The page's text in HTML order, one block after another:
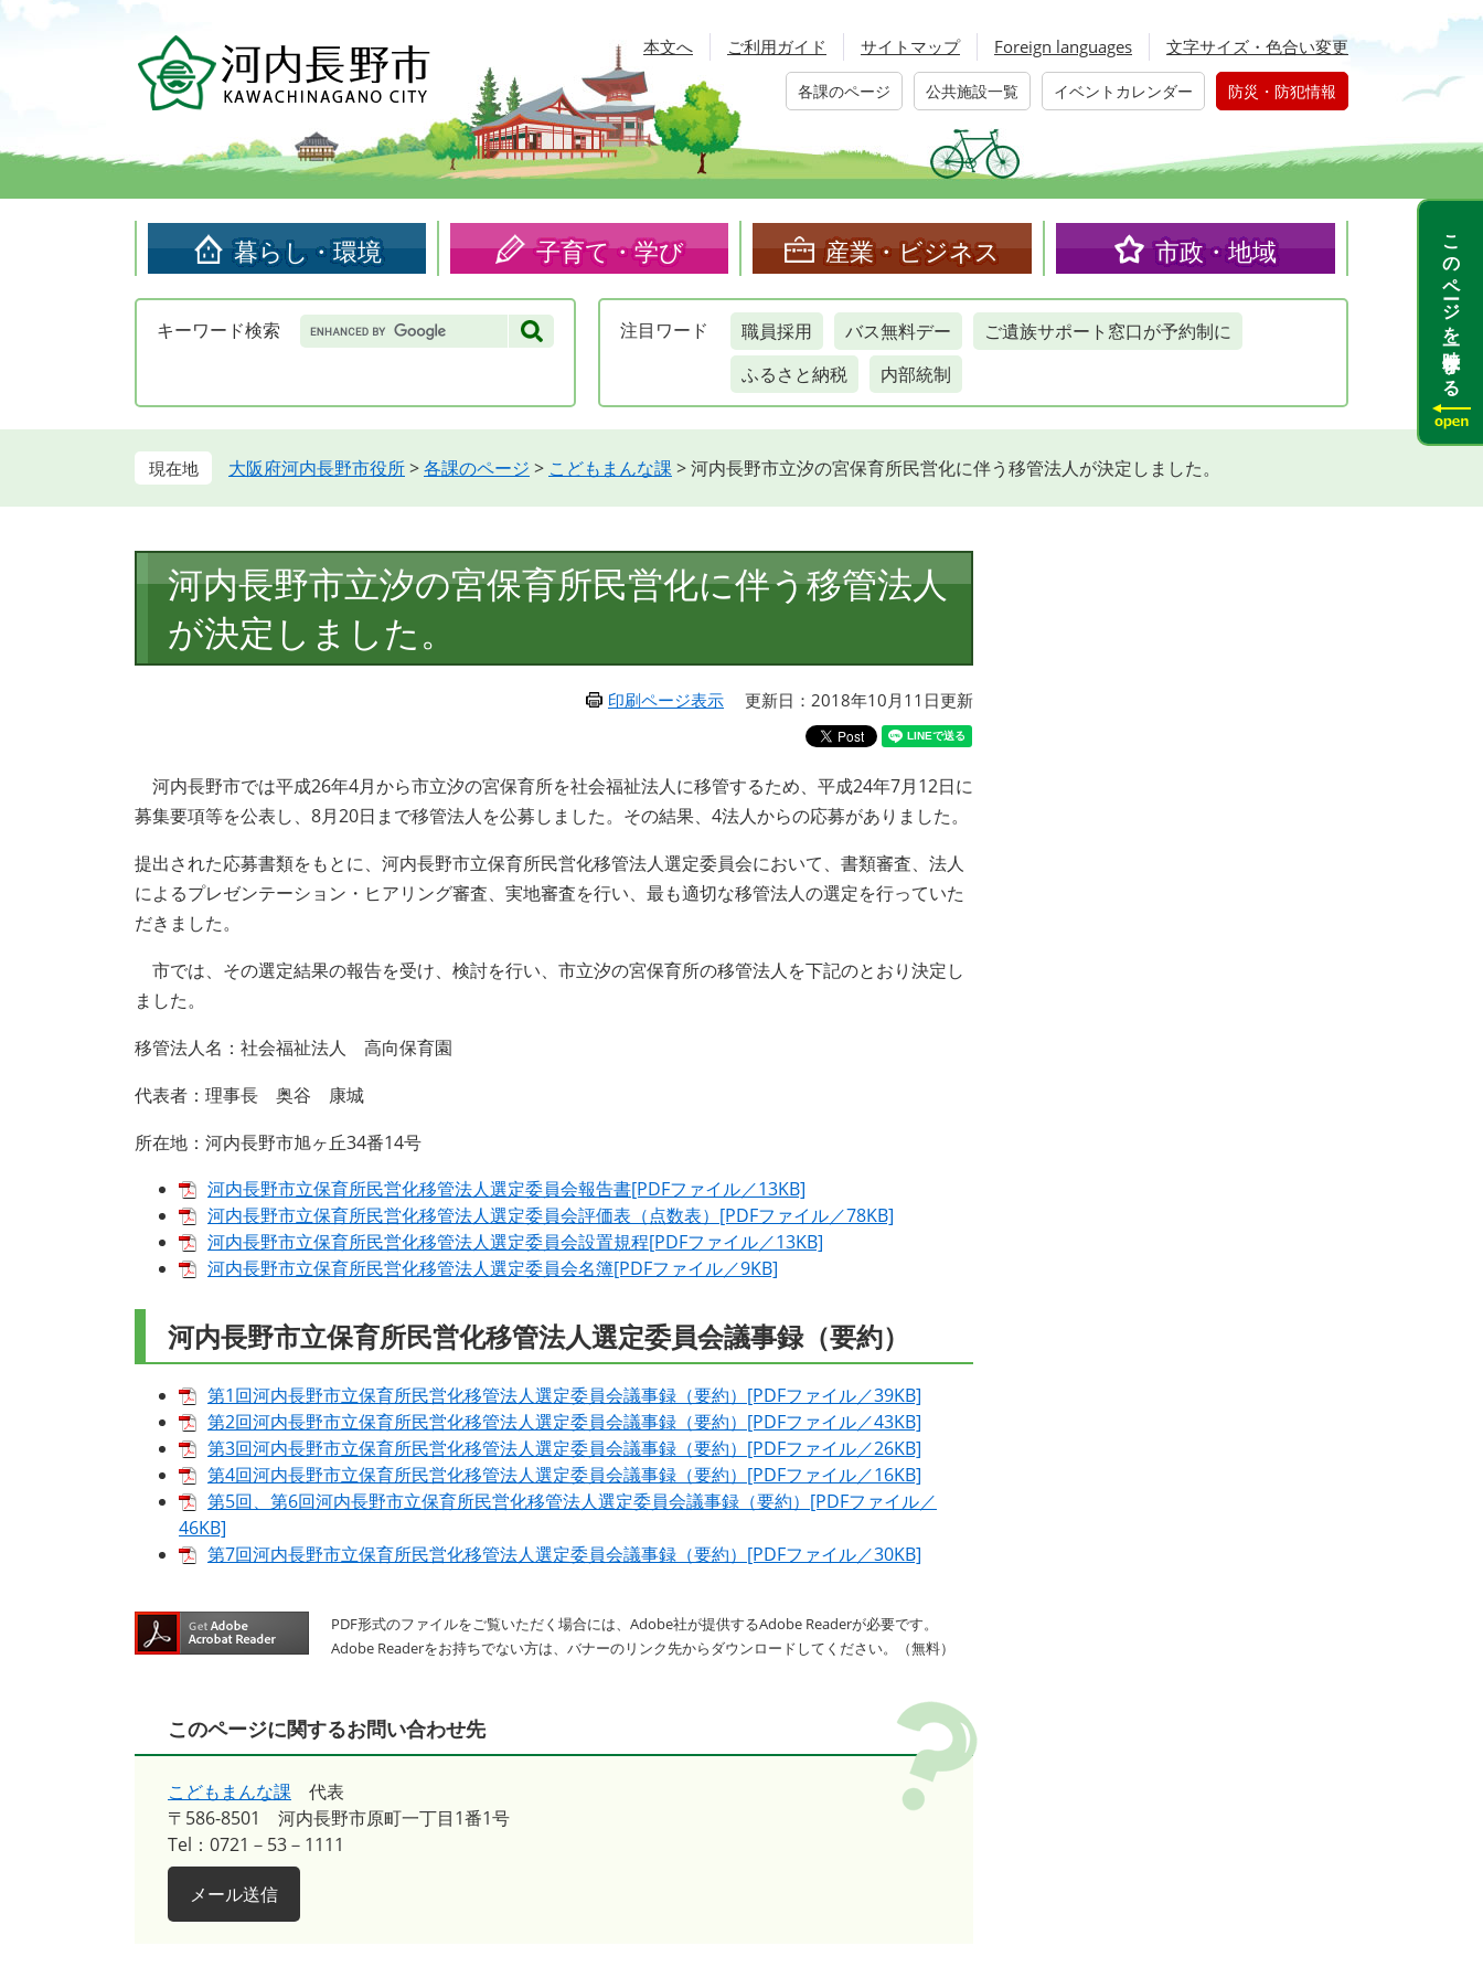
頭
す。
飛
し
本文へ ご利用ガイド サイトマップ Foreign languages 文字サイズ・色合い変更
各課のページ 公共施設一覧 イベントカレンダー 防災・防犯情報
暮らし・環境 子育て・学び 産業・ビジネス 市政・地域
キーワード検索 Google
カ
検
注目 ワード 職員採用 バス無料デー
ご遺族サポート窓口が予約制に
ふるさと納税
内部統制
大阪府河内長野市役所>各課のページ > こどもまんな課 >河内長野市立汐の宮保育所民営化に伴う移管法人が決定しました。
文
河内長野市立汐の宮保育所民営化に伴う移管法人
が決定しました。
印刷ページ表示 更新日：2018年10月11日更新
河内長野市では平成26年4月から市立汐の宮保育所を社会福祉法人に移管するため、平成24年7月12日に
募集要項等を公表し、8月20日まで移管法人を公募しました。その結果、4法人からの応募がありました。
提出された応募書類をもとに、河内長野市立保育所民営化移管法人選定委員会において、書類審査、法人
によるプレゼンテーション・ヒアリング審査、実地審査を行い、最も適切な移管法人の選定を行っていた
だきました。
市では、その選定結果の報告を受け、検討を行い、市立汐の宮保育所の移管法人を下記のとおり決定し
ました。
移管法人名：社会福祉法人 高向保育園
代表者：理事長 奥谷 康城
所在地：河内長野市旭ヶ丘34番14号
河内長野市立保育所民営化移管法人選定委員会報告書[PDFファイル／13KB]
河内長野市立保育所民営化移管法人選定委員会評価表（点数表）[PDFファイル／78KB]
河内長野市立保育所民営化移管法人選定委員会設置規程[PDFファイル／13KB]
河内長野市立保育所民営化移管法人選定委員会名簿[PDFファイル／9KB]
河内長野市立保育所民営化移管法人選定委員会議事録（要約）
第1回河内長野市立保育所民営化移管法人選定委員会議事録（要約）[PDFファイル／39KB]
第2回河内長野市立保育所民営化移管法人選定委員会議事録（要約）[PDFファイル／43KB]
第3回河内長野市立保育所民営化移管法人選定委員会議事録（要約）[PDFファイル／26KB]
第4回河内長野市立保育所民営化移管法人選定委員会議事録（要約）[PDFファイル／16KB]
第5回、第6回河内長野市立保育所民営化移管法人選定委員会議事録（要約）[PDFファイル／
46KB]
第7回河内長野市立保育所民営化移管法人選定委員会議事録（要約）[PDFファイル／30KB]
PDF形式のファイルをご覧いただく場合には、Adobe社が提供するAdobe Readerが必要です。
Adobe Readerをお持ちでない方は、バナーのリンク先からダウンロードしてください。（無料）
このページに関するお問い合わせ先
こどもまんな課
代表
〒586-8501
河内長野市原町一丁目1番1号
Tel：0721－53－1111
メール送信
このページを一時保存する